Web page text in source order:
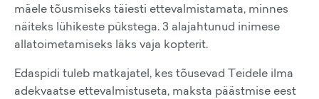
mäele tõusmiseks täiesti ettevalmistamata, minnes
näiteks lühikeste pükstega. 3 alajahtunud inimese
allatoimetamiseks läks vaja kopterit.
Edaspidi tuleb matkajatel, kes tõusevad Teidele ilma
adekvaatse ettevalmistuseta, maksta päästmise eest